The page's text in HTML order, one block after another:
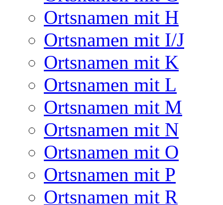
Ortsnamen mit H
Ortsnamen mit I/J
Ortsnamen mit K
Ortsnamen mit L
Ortsnamen mit M
Ortsnamen mit N
Ortsnamen mit O
Ortsnamen mit P
Ortsnamen mit R